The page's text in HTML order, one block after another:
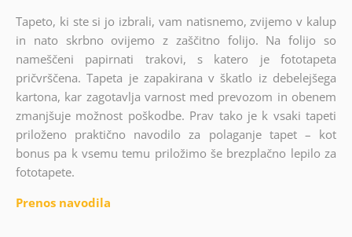
Tapeto, ki ste si jo izbrali, vam natisnemo, zvijemo v kalup
in nato skrbno ovijemo z zaščitno folijo. Na folijo so
nameščeni papirnati trakovi, s katero je fototapeta
pričvrščena. Tapeta je zapakirana v škatlo iz debelejšega
kartona, kar zagotavlja varnost med prevozom in obenem
zmanjšuje možnost poškodbe. Prav tako je k vsaki tapeti
priloženo praktično navodilo za polaganje tapet – kot
bonus pa k vsemu temu priložimo še brezplačno lepilo za
fototapete.
Prenos navodila